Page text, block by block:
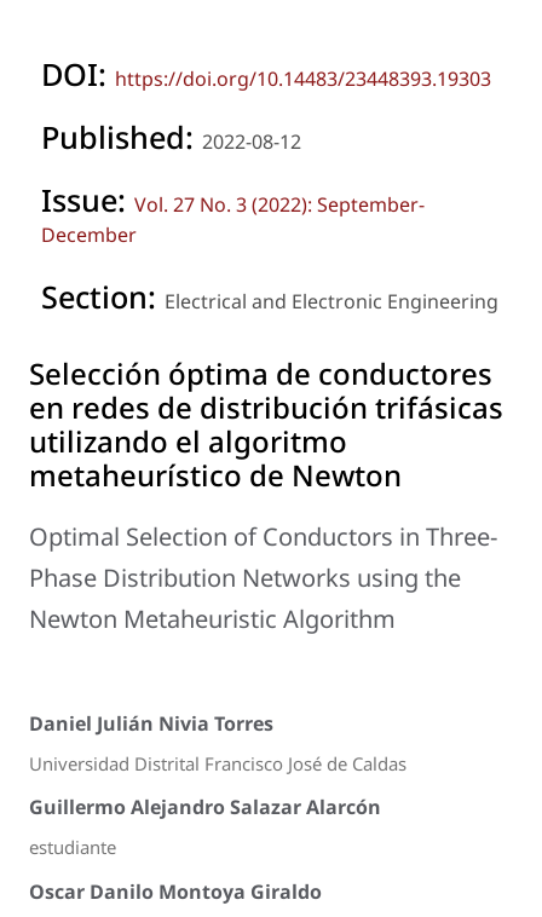
DOI: https://doi.org/10.14483/23448393.19303
Published: 2022-08-12
Issue: Vol. 27 No. 3 (2022): September-
December
Section: Electrical and Electronic Engineering
Selección óptima de conductores
en redes de distribución trifásicas
utilizando el algoritmo
metaheurístico de Newton
Optimal Selection of Conductors in Three-
Phase Distribution Networks using the
Newton Metaheuristic Algorithm
Daniel Julián Nivia Torres
Universidad Distrital Francisco José de Caldas
Guillermo Alejandro Salazar Alarcón
estudiante
Oscar Danilo Montoya Giraldo